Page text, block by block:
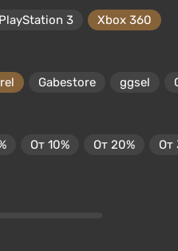
PlayStation 3 Xbox 360
Gabestore ggsel
От 10% От 20% От